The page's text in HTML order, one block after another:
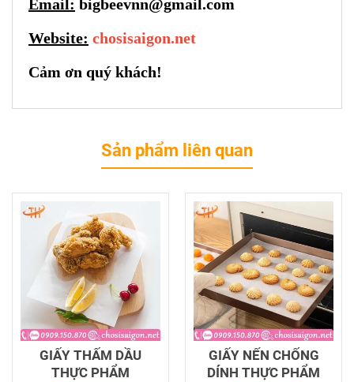
Email: bigbeevnn@gmail.com
Website: chosisaigon.net
Cảm ơn quý khách!
Sản phẩm liên quan
GIẤY THẤM DẦU
THỰC PHẨM
GIẤY NẾN CHỐNG
DÍNH THỰC PHẨM